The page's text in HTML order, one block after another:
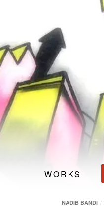
WORKS
Nadib Bandi
NADIB BANDI